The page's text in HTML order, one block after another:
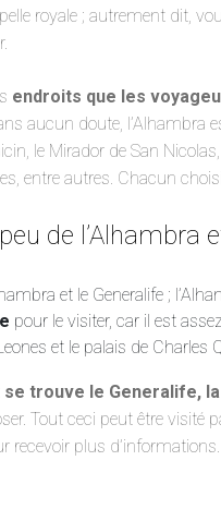
royale ; autrement dit,
endroits que les
aucun doute,
le Mirador de San
entre autres. Chacun
de l’Alhambra
et le Generalife ;
pour le visiter, car il est
et le palais de Charles
se trouve le Generalife,
Tout ceci peut être visité
recevoir plus d’informations.